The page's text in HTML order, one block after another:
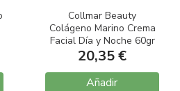
Collmar Beauty
Colágeno Marino Crema
Facial Día y Noche 60gr
20,35 €
Añadir